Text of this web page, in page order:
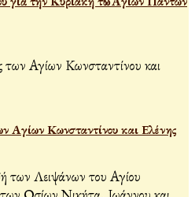
Αγίων Κωνσταντίνου και Ελένης